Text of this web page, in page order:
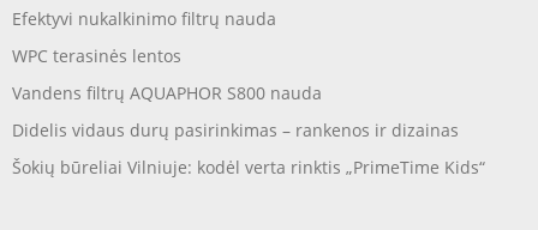
Efektyvi nukalkinimo filtrų nauda
WPC terasinės lentos
Vandens filtrų AQUAPHOR S800 nauda
Didelis vidaus durų pasirinkimas – rankenos ir dizainas
Šokių būreliai Vilniuje: kodėl verta rinktis „PrimeTime Kids“